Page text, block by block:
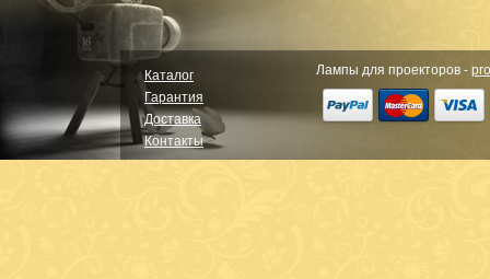
Каталог
Гарантия
Доставка
Контакты
Лампы для проекторов -